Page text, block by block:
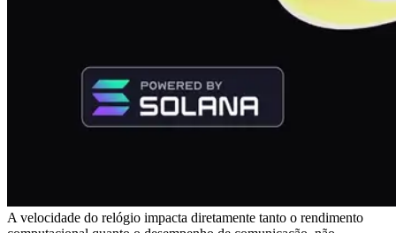
A velocidade do relógio impacta diretamente tanto o rendimento